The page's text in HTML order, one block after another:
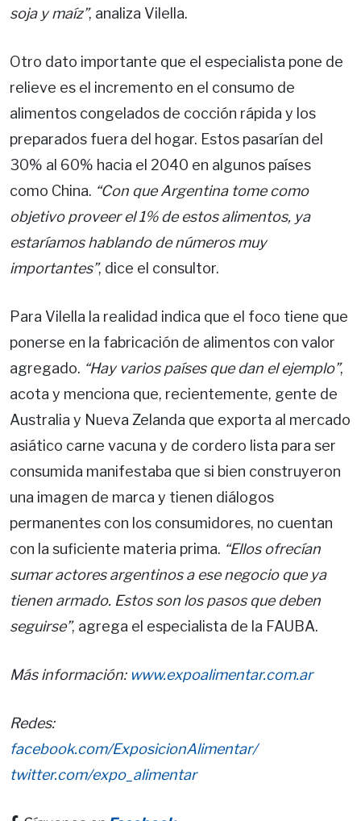
soja y maíz”, analiza Vilella.
Otro dato importante que el especialista pone de
relieve es el incremento en el consumo de
alimentos congelados de cocción rápida y los
preparados fuera del hogar. Estos pasarían del
30% al 60% hacia el 2040 en algunos países
como China. “Con que Argentina tome como
objetivo proveer el 1% de estos alimentos, ya
estaríamos hablando de números muy
importantes”, dice el consultor.
Para Vilella la realidad indica que el foco tiene que
ponerse en la fabricación de alimentos con valor
agregado. “Hay varios países que dan el ejemplo”,
acota y menciona que, recientemente, gente de
Australia y Nueva Zelanda que exporta al mercado
asiático carne vacuna y de cordero lista para ser
consumida manifestaba que si bien construyeron
una imagen de marca y tienen diálogos
permanentes con los consumidores, no cuentan
con la suficiente materia prima. “Ellos ofrecían
sumar actores argentinos a ese negocio que ya
tienen armado. Estos son los pasos que deben
seguirse”, agrega el especialista de la FAUBA.
Más información: www.expoalimentar.com.ar
Redes:
facebook.com/ExposicionAlimentar/
twitter.com/expo_alimentar